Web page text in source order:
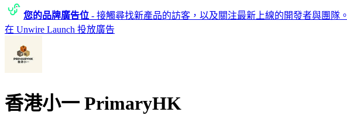
您的品牌廣告位 - 接觸尋找新產品的訪客，以及關注最新上線的開發者與團隊。
在 Unwire Launch 投放廣告
香港小一 PrimaryHK